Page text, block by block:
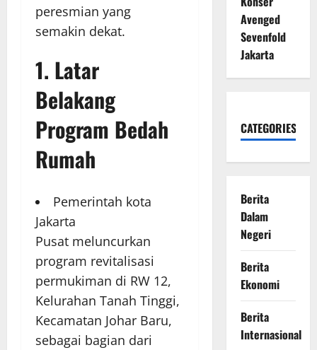
peresmian yang
semakin dekat.
1. Latar
Belakang
Program Bedah
Rumah
Pemerintah kota
Jakarta
Pusat meluncurkan
program revitalisasi
permukiman di RW 12,
Kelurahan Tanah Tinggi,
Kecamatan Johar Baru,
sebagai bagian dari
Avenged
Sevenfold
Jakarta
CATEGORIES
Berita
Dalam
Negeri
Berita
Ekonomi
Berita
Internasional